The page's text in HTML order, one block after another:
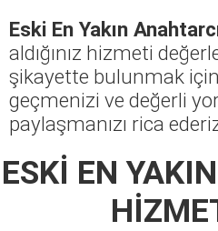
Eski En Yakın
aldığınız hizmeti
şikayette bulunmak
geçmenizi ve değerli
paylaşmanızı rica
ESKİ EN